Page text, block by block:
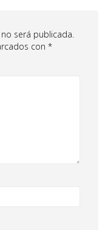
será publicada.
con *